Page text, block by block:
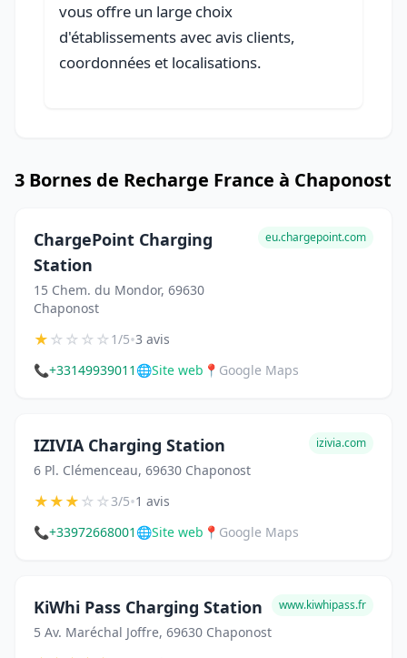
vous offre un large choix
d'établissements avec avis clients,
coordonnées et localisations.
3 Bornes de Recharge France à Chaponost
ChargePoint Charging
Station
15 Chem. du Mondor, 69630
Chaponost
eu.chargepoint.com
★☆☆☆☆1/5•3 avis
📞+33149939011 🌐Site web 📍 Google Maps
IZIVIA Charging Station
6 Pl. Clémenceau, 69630 Chaponost
izivia.com
★★★☆☆3/5•1 avis
📞+33972668001 🌐Site web 📍 Google Maps
KiWhi Pass Charging Station
5 Av. Maréchal Joffre, 69630 Chaponost
www.kiwhipass.fr